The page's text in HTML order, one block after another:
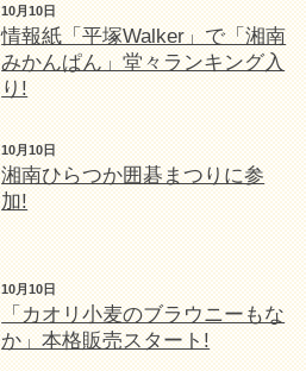
10月10日
情報紙「平塚Walker」で「湘南
みかんぱん」堂々ランキング入
り!
10月10日
湘南ひらつか囲碁まつりに参
加!
10月10日
「カオリ小麦のブラウニーもな
か」本格販売スタート!